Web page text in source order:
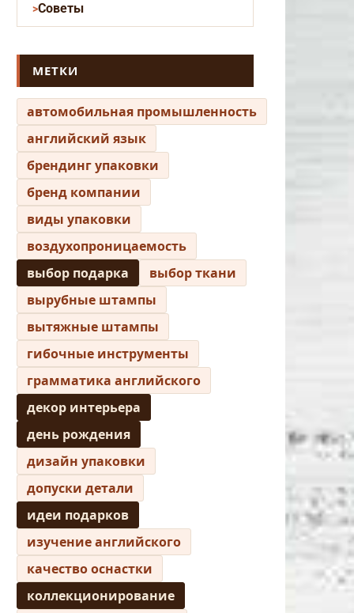
Советы
МЕТКИ
автомобильная промышленность
английский язык
брендинг упаковки
бренд компании
виды упаковки
воздухопроницаемость
выбор подарка
выбор ткани
вырубные штампы
вытяжные штампы
гибочные инструменты
грамматика английского
декор интерьера
день рождения
дизайн упаковки
допуски детали
идеи подарков
изучение английского
качество оснастки
коллекционирование